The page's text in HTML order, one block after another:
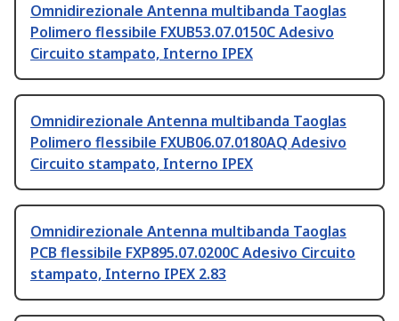
Omnidirezionale Antenna multibanda Taoglas
Polimero flessibile FXUB53.07.0150C Adesivo
Circuito stampato, Interno IPEX
Omnidirezionale Antenna multibanda Taoglas
Polimero flessibile FXUB06.07.0180AQ Adesivo
Circuito stampato, Interno IPEX
Omnidirezionale Antenna multibanda Taoglas
PCB flessibile FXP895.07.0200C Adesivo Circuito
stampato, Interno IPEX 2.83